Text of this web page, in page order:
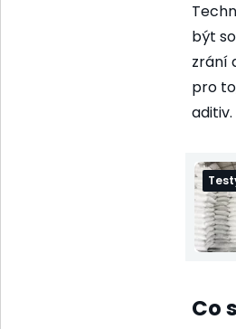
být
zrání
pro
aditiv.
Co